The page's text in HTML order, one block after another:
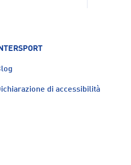
INTERSPORT
di accessibilità